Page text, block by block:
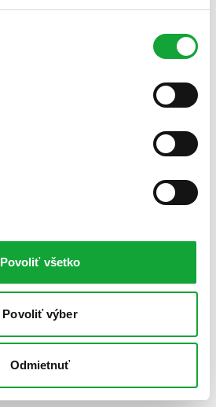
Povoliť všetko
Povoliť výber
Odmietnuť